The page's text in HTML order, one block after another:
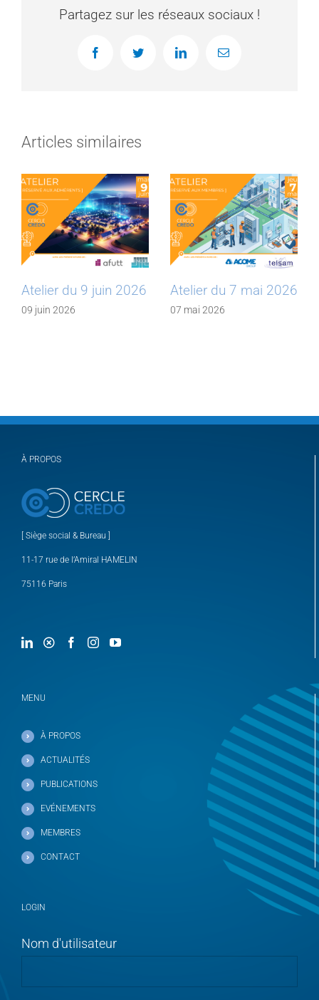
Partagez sur les réseaux sociaux !
FacebookTwitter LinkedInEmail
Articles similaires
Atelier du 9 juin 2026
09 juin 2026
Atelier du 7 mai 2026
07 mai 2026
À PROPOS
[ Siège social & Bureau ]
11-17 rue de l’Amiral HAMELIN
75116 Paris
MENU
À PROPOS
ACTUALITÉS
PUBLICATIONS
EVÉNEMENTS
MEMBRES
CONTACT
LOGIN
Nom d'utilisateur